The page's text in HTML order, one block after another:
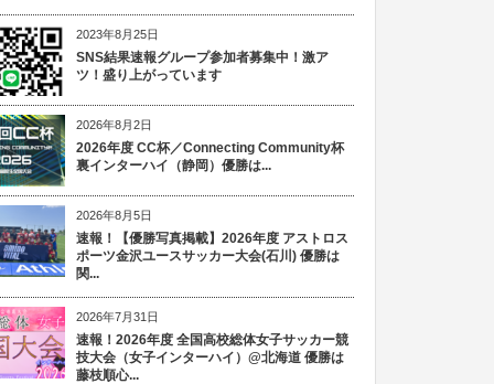
2023年8月25日
SNS結果速報グループ参加者募集中！激ア
ツ！盛り上がっています
2026年8月2日
2026年度 CC杯／Connecting Community杯
裏インターハイ（静岡）優勝は...
2026年8月5日
速報！【優勝写真掲載】2026年度 アストロス
ポーツ金沢ユースサッカー大会(石川) 優勝は
関...
2026年7月31日
速報！2026年度 全国高校総体女子サッカー競
技大会（女子インターハイ）@北海道 優勝は
藤枝順心...